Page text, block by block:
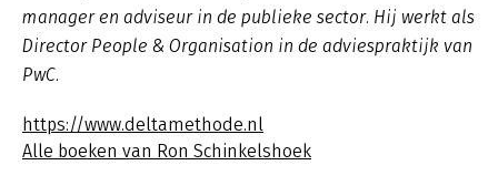
manager en adviseur in de publieke sector. Hij werkt als
Director People & Organisation in de adviespraktijk van
PwC.
https://www.deltamethode.nl
Alle boeken van Ron Schinkelshoek